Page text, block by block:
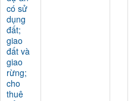
có sử
dụng
đất;
giao
đất và
giao
rừng;
cho
thuê